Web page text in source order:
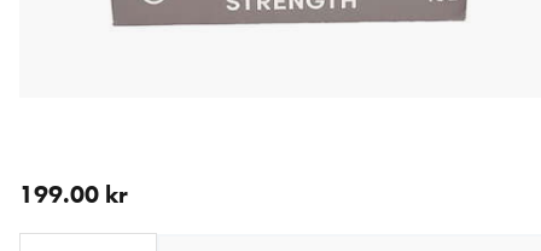
199.00 kr